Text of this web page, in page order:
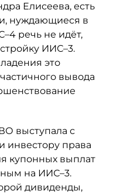
Елисеева, есть
нуждающиеся в
речь не идёт,
ИИС–3.
это
вывода
выступала с
инвестору права
купонных выплат
на ИИС–3.
дивиденды,